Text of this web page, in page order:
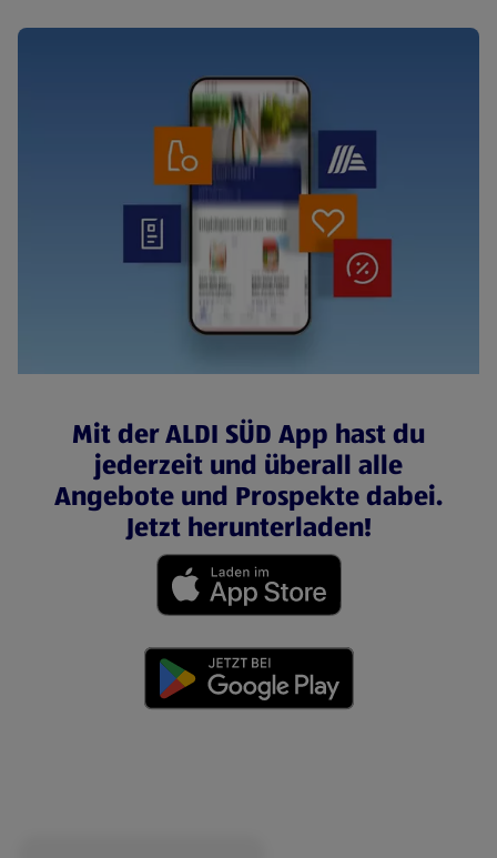
Mit der ALDI SÜD App hast du
jederzeit und überall alle
Angebote und Prospekte dabei.
Jetzt herunterladen!